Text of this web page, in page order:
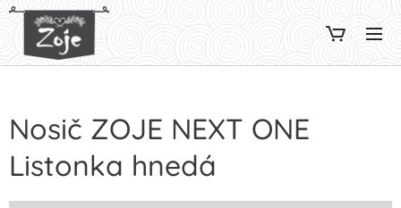
Nosič ZOJE NEXT ONE
Listonka hnedá